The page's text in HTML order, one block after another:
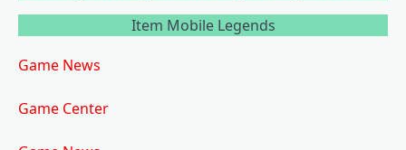
Item Mobile Legends
Game News
Game Center